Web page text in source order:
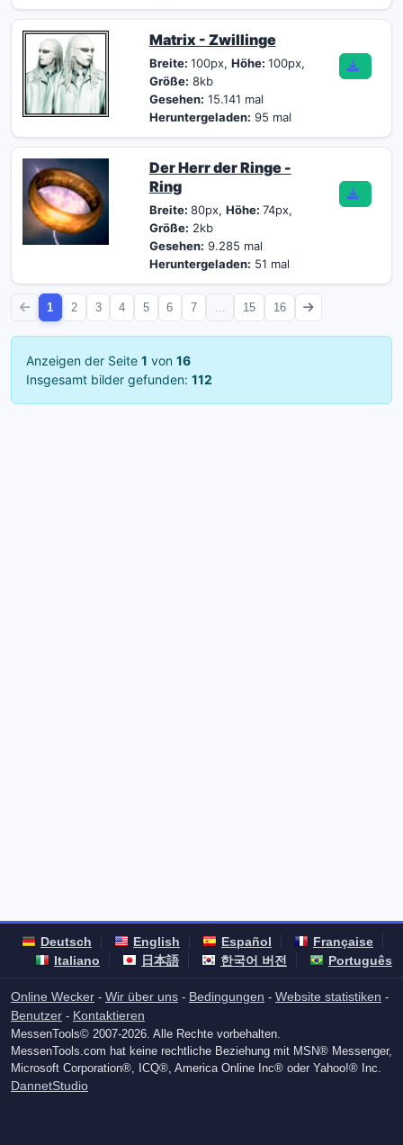
Matrix - Zwillinge
Breite: 100px, Höhe: 100px,
Größe: 8kb
Gesehen: 15.141 mal
Heruntergeladen: 95 mal
Der Herr der Ringe -
Ring
Breite: 80px, Höhe: 74px,
Größe: 2kb
Gesehen: 9.285 mal
Heruntergeladen: 51 mal
1 2 3 4 5 6 7 15 16
Anzeigen der Seite 1 von 16
Insgesamt bilder gefunden: 112
Deutsch English Español
Française
Italiano
日本語 한국어 버전 Português
Online Wecker - Wir über uns - Bedingungen - Website statistiken -
Benutzer - Kontaktieren
MessenTools© 2007-2026. Alle Rechte vorbehalten.
MessenTools.com hat keine rechtliche Beziehung mit MSN® Messenger,
Microsoft Corporation®, ICQ®, America Online Inc® oder Yahoo!® Inc.
DannetStudio